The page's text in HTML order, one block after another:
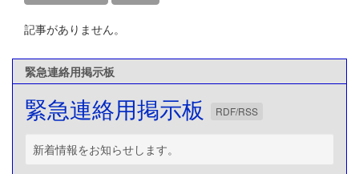
記事がありません。
緊急連絡用掲示板
緊急連絡用掲示板 RDF/RSS
新着情報をお知らせします。